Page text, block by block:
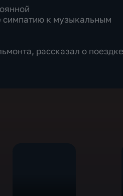
симпатию к музыкальным
рассказал о